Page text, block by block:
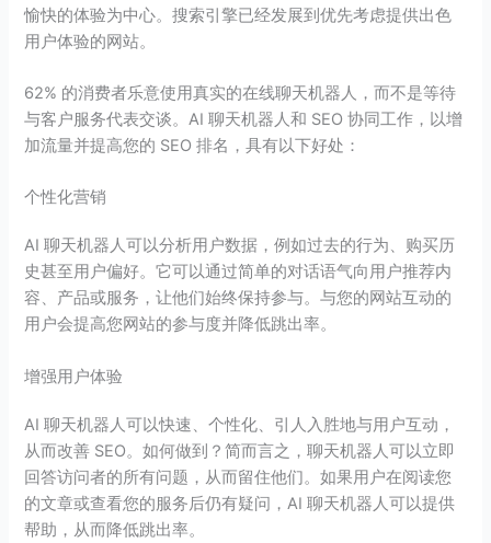
愉快的体验为中心。搜索引擎已经发展到优先考虑提供出色
用户体验的网站。
62% 的消费者乐意使用真实的在线聊天机器人，而不是等待
与客户服务代表交谈。AI 聊天机器人和 SEO 协同工作，以增
加流量并提高您的 SEO 排名，具有以下好处：
个性化营销
AI 聊天机器人可以分析用户数据，例如过去的行为、购买历
史甚至用户偏好。它可以通过简单的对话语气向用户推荐内
容、产品或服务，让他们始终保持参与。与您的网站互动的
用户会提高您网站的参与度并降低跳出率。
增强用户体验
AI 聊天机器人可以快速、个性化、引人入胜地与用户互动，
从而改善 SEO。如何做到？简而言之，聊天机器人可以立即
回答访问者的所有问题，从而留住他们。如果用户在阅读您
的文章或查看您的服务后仍有疑问，AI 聊天机器人可以提供
帮助，从而降低跳出率。